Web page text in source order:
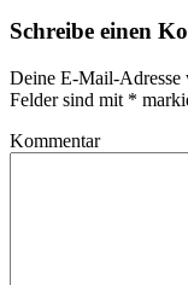
Schreibe einen
Deine E-Mail-
Felder sind mit *
Kommentar